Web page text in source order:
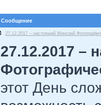
Сообщение
27.12.2017 – настоящий Минский
27.12.2017 –
этот День